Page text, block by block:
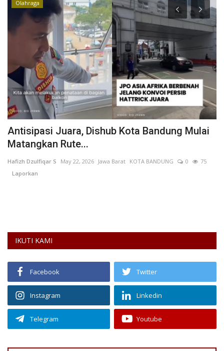
Olahraga
Antisipasi Juara, Dishub Kota Bandung Mulai
Matangkan Rute...
Hafizh Dzulfiqar S May 22, 2026 Jawa Barat KOTA BANDUNG 0
75
Laporkan
IKUTI KAMI
Facebook Twitter
Instagram Linkedin
Telegram Youtube